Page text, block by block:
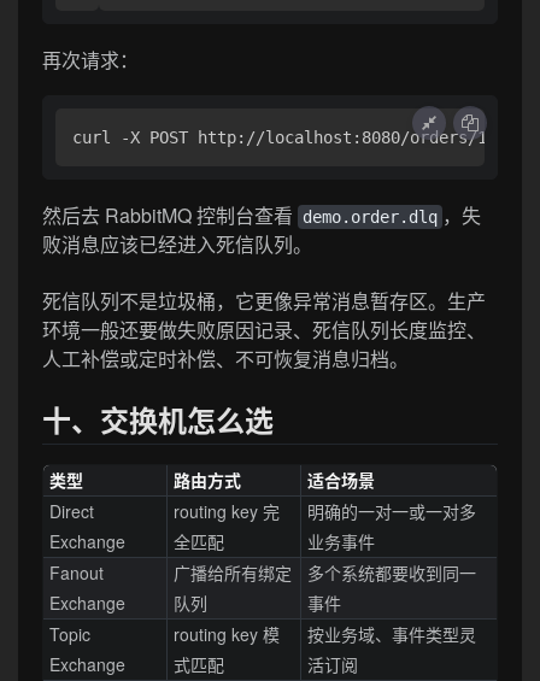
再次请求：
然后去 RabbitMQ 控制台查看 demo.order.dlq ，失
败消息应该已经进入死信队列。
死信队列不是垃圾桶，它更像异常消息暂存区。生产
环境一般还要做失败原因记录、死信队列长度监控、
人工补偿或定时补偿、不可恢复消息归档。
十、交换机怎么选
类型 路由方式
适合场景
Direct
Exchange
routing key 完
全匹配
明确的一对一或一对多
业务事件
Fanout
Exchange
广播给所有绑定
队列
多个系统都要收到同一
事件
Topic
Exchange
routing key 模
式匹配
按业务域、事件类型灵
活订阅